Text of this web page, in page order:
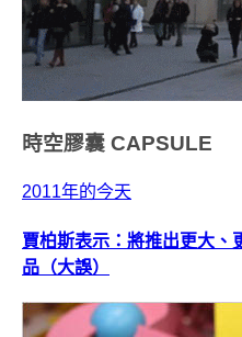
時空膠囊 CAPSULE
2011年的今天
賈柏斯表示：將推出更大、
品（大誤）